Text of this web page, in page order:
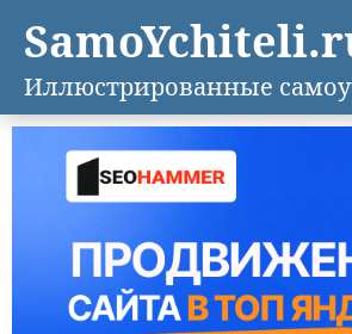
Иллюстрированные